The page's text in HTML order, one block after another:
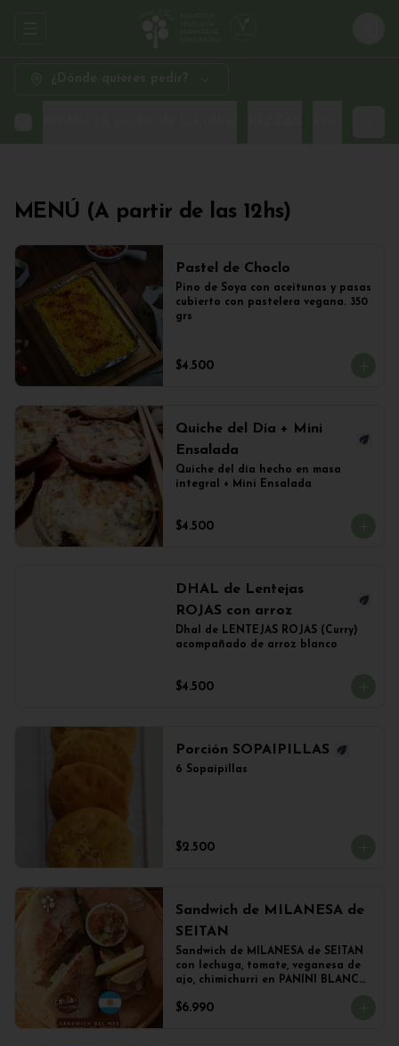
MENÚ (A partir de las 12hs)
Pastel de Choclo
Pino de Soya con aceitunas y pasas
cubierto con pastelera vegana. 350
grs
$4.500
Quiche del Día + Mini
Ensalada
Quiche del día hecho en masa
integral + Mini Ensalada
$4.500
DHAL de Lentejas
ROJAS con arroz
Dhal de LENTEJAS ROJAS (Curry)
acompañado de arroz blanco
$4.500
Porción SOPAIPILLAS
6 Sopaipillas
$2.500
Sandwich de MILANESA de
SEITAN
Sandwich de MILANESA de SEITAN
con lechuga, tomate, veganesa de
ajo, chimichurri en PANINI BLANCO
$6.990